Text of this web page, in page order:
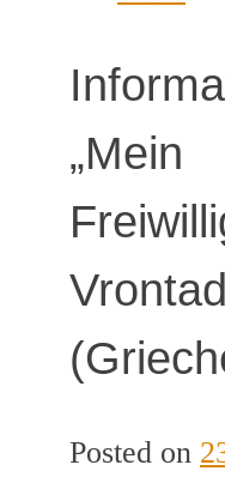
„Mein
Posted on